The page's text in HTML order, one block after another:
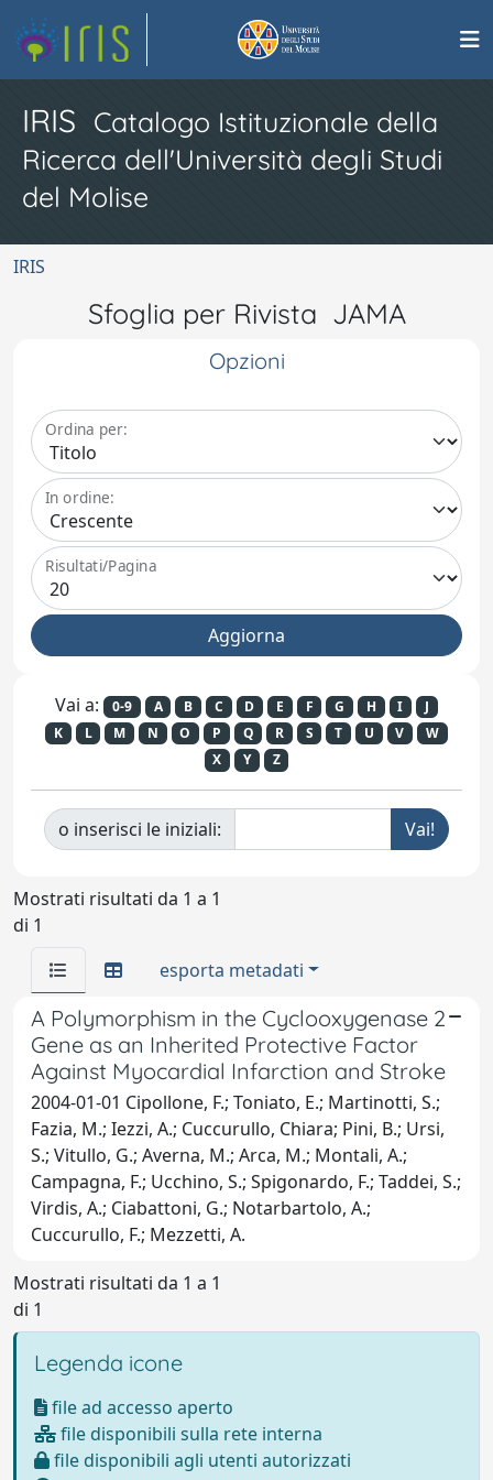
IRIS Catalogo Istituzionale della
Ricerca dell'Università degli Studi
del Molise
IRIS
Sfoglia per Rivista JAMA
Opzioni
Ordina per:
In ordine:
Risultati/Pagina
Vai a: 0-9 A B C D E F G H I
J
K
L M N O P Q R S T U V
W
X
Y Z
o inserisci le iniziali:
Mostrati risultati da 1 a 1
di 1
esporta metadati
A Polymorphism in the Cyclooxygenase 2
Gene as an Inherited Protective Factor
Against Myocardial Infarction and Stroke
2004-01-01 Cipollone, F.; Toniato, E.; Martinotti, S.;
Fazia, M.; Iezzi, A.; Cuccurullo, Chiara; Pini, B.; Ursi,
S.; Vitullo, G.; Averna, M.; Arca, M.; Montali, A.;
Campagna, F.; Ucchino, S.; Spigonardo, F.; Taddei, S.;
Virdis, A.; Ciabattoni, G.; Notarbartolo, A.;
Cuccurullo, F.; Mezzetti, A.
Mostrati risultati da 1 a 1
di 1
Legenda icone
file ad accesso aperto
file disponibili sulla rete interna
file disponibili agli utenti autorizzati